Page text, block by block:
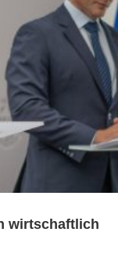
wirtschaftlich